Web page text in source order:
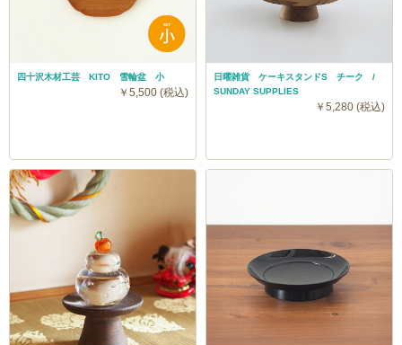
ケーキなどの焼き菓子や和菓子を載せるデザートプレー
トにおすすめの小サイズ。他にもアクセサリートレイと
して使っても素敵です。
四十沢木材工芸 KITO 雪輪盆 小
￥5,500 (税込)
日曜雑貨 ケーキスタンドS チーク /
SUNDAY SUPPLIES
￥5,280 (税込)